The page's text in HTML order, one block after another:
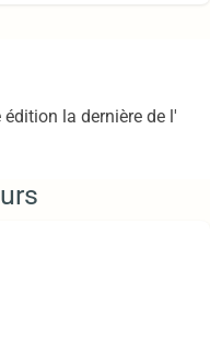
la dernière de l'